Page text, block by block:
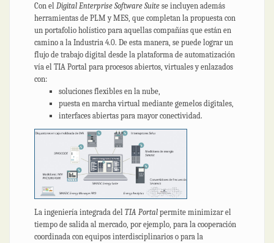
Con el Digital Enterprise Software Suite se incluyen además
herramientas de PLM y MES, que completan la propuesta con
un portafolio holístico para aquellas compañías que están en
camino a la Industria 4.0. De esta manera, se puede lograr un
flujo de trabajo digital desde la plataforma de automatización
vía el TIA Portal para procesos abiertos, virtuales y enlazados
con:
soluciones flexibles en la nube,
puesta en marcha virtual mediante gemelos digitales,
interfaces abiertas para mayor conectividad.
La ingeniería integrada del TIA Portal permite minimizar el
tiempo de salida al mercado, por ejemplo, para la cooperación
coordinada con equipos interdisciplinarios o para la